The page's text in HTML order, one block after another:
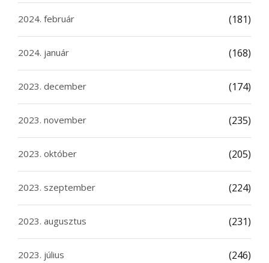
2024. február (181)
2024. január (168)
2023. december (174)
2023. november (235)
2023. október (205)
2023. szeptember (224)
2023. augusztus (231)
2023. július (246)